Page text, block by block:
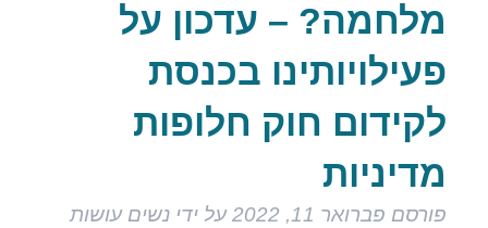
מלחמה? – עדכון על
פעילויותינו בכנסת
לקידום חוק חלופות
מדיניות
פורסם פברואר 11, 2022 על ידי נשים עושות